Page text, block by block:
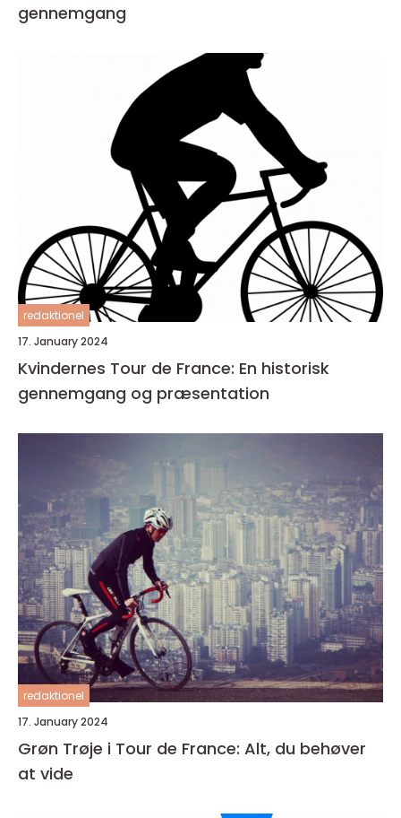
gennemgang
redaktionel
17. January 2024
Kvindernes Tour de France: En historisk
gennemgang og præsentation
redaktionel
17. January 2024
Grøn Trøje i Tour de France: Alt, du behøver
at vide